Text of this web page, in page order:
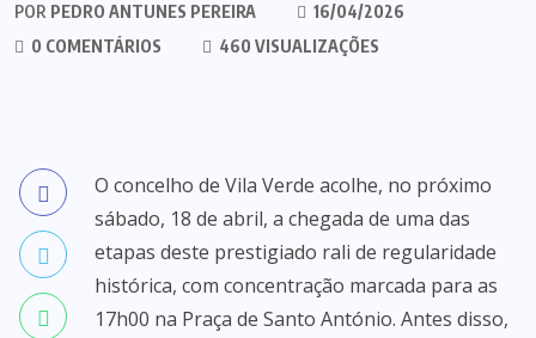
POR PEDRO ANTUNES PEREIRA
16/04/2026
0 COMENTÁRIOS
460 VISUALIZAÇÕES
O concelho de Vila Verde acolhe, no próximo
sábado, 18 de abril, a chegada de uma das
etapas deste prestigiado rali de regularidade
histórica, com concentração marcada para as
17h00 na Praça de Santo António. Antes disso,